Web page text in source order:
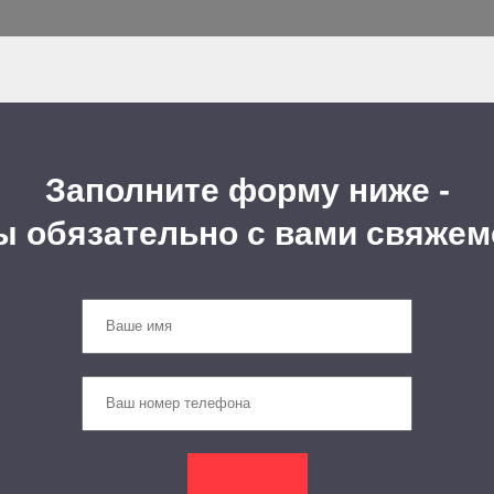
Заполните форму ниже -
обязательно с вами